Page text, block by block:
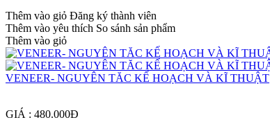
Thêm vào giỏ Đăng ký thành viên
Thêm vào yêu thích So sánh sản phẩm
Thêm vào giỏ
VENEER- NGUYÊN TĂC KẾ HOẠCH VÀ KĨ THUẬT
GIÁ : 480.000Đ